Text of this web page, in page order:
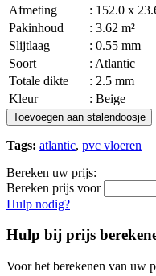
Afmeting
: 152.0 x
Pakinhoud
: 3.62 m²
Slijtlaag
: 0.55 mm
Soort
: Atlantic
Totale dikte
: 2.5 mm
Kleur
: Beige
Toevoegen aan stalendoosje
Tags: atlantic, pvc vloeren
Bereken uw prijs:
Bereken prijs voor
Hulp nodig?
Hulp bij prijs
Voor het berekenen van uw